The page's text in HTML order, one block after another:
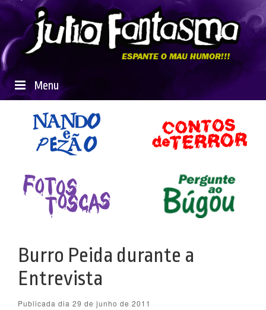
Menu
Burro Peida durante a
Entrevista
Publicada dia 29 de junho de 2011